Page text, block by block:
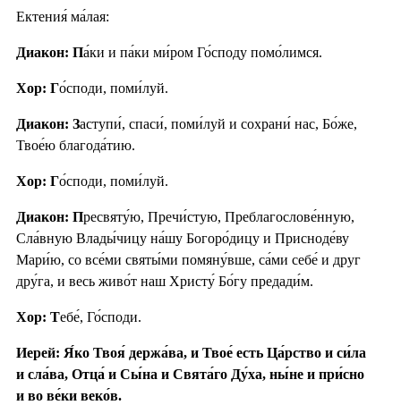
Ектения́ ма́лая:
Диакон: Па́ки и па́ки ми́ром Го́споду помо́лимся.
Хор: Го́споди, поми́луй.
Диакон: Заступи́, спаси́, поми́луй и сохрани́ нас, Бо́же,
Твое́ю благода́тию.
Хор: Го́споди, поми́луй.
Диакон: Пресвяту́ю, Пречи́стую, Преблагослове́нную,
Сла́вную Влады́чицу на́шу Богоро́дицу и Присноде́ву
Мари́ю, со все́ми святы́ми помяну́вше, са́ми себе́ и друг
дру́га, и весь живо́т наш Христу́ Бо́гу предади́м.
Хор: Тебе́, Го́споди.
Иерей: Я́ко Твоя́ держа́ва, и Твое́ есть Ца́рство и си́ла
и сла́ва, Отца́ и Сы́на и Свята́го Ду́ха, ны́не и при́сно
и во ве́ки веко́в.